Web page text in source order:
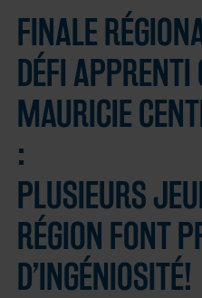
FINALE
DÉFI APPRENTI
MAURICIE
:
PLUSIEURS
RÉGION FONT
D’INGÉNIOSITÉ!